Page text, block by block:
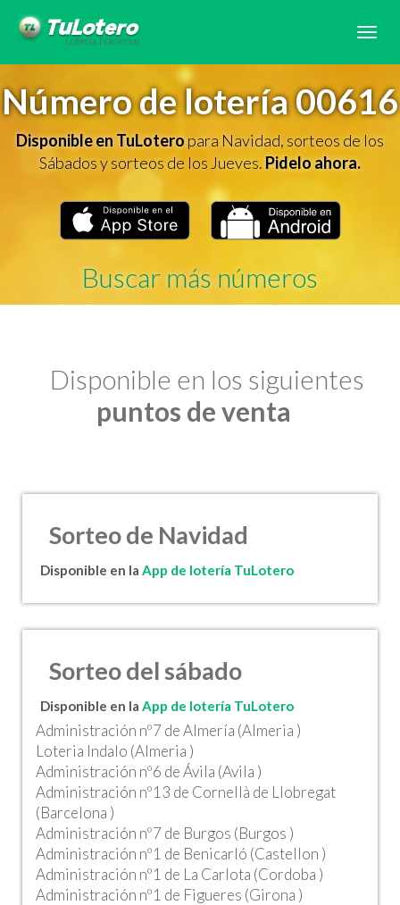
Número de lotería 00616
Disponible en TuLoteropara Navidad, sorteos de los
Sábados y sorteos de los Jueves.Pidelo ahora.
Buscar más números
Disponible en los siguientes
puntos de venta
Sorteo de Navidad
Disponible en la App de lotería TuLotero
Sorteo del sábado
Disponible en la App de lotería TuLotero
Administración nº7 de Almería (Almeria )
Loteria Indalo (Almeria )
Administración nº6 de Ávila (Avila )
Administración nº13 de Cornellà de Llobregat
(Barcelona )
Administración nº7 de Burgos (Burgos )
Administración nº1 de Benicarló (Castellon )
Administración nº1 de La Carlota (Cordoba )
Administración nº1 de Figueres (Girona )